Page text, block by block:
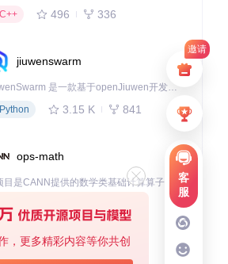
邀请
客
服
，更多精彩内容等你共创
C++
496 336
jiuwenswarm
JiuwenSwarm 是一款基于openJiuwen开发的智能AI Agent，它能够将大语言模型的强大能力，通过你日常使用的各类通讯应用，直接延伸至你的指尖。
Python
3.15 K 841
ops-math
C++
deveco-code